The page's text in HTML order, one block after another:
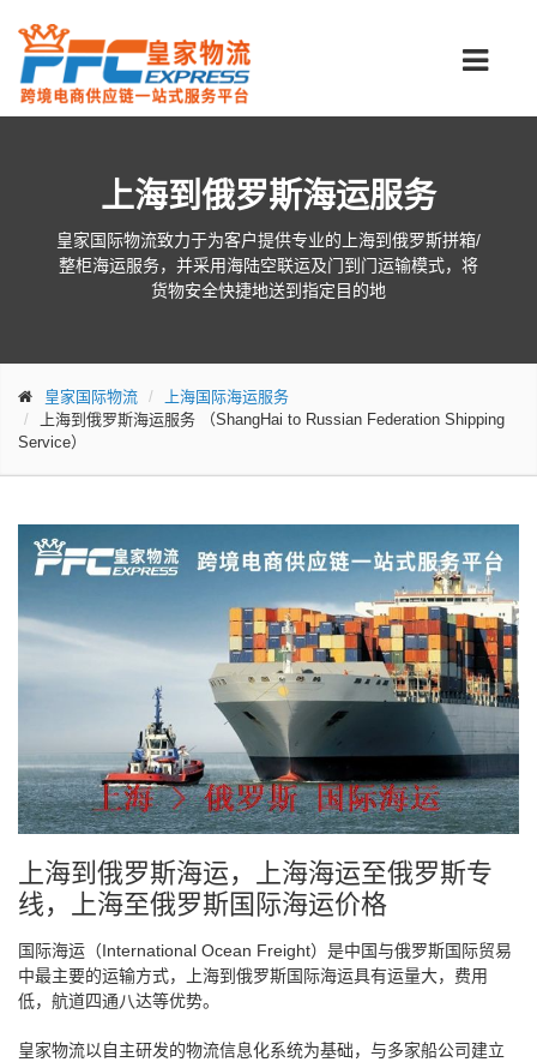
上海到俄罗斯海运服务
皇家国际物流致力于为客户提供专业的上海到俄罗斯拼箱/
整柜海运服务，并采用海陆空联运及门到门运输模式，将
货物安全快捷地送到指定目的地
皇家国际物流
上海国际海运服务
上海到俄罗斯海运服务 （ShangHai to Russian Federation Shipping
Service）
上海到俄罗斯海运，上海海运至俄罗斯专
线，上海至俄罗斯国际海运价格
国际海运（International Ocean Freight）是中国与俄罗斯国际贸易
中最主要的运输方式，上海到俄罗斯国际海运具有运量大，费用
低，航道四通八达等优势。
皇家物流以自主研发的物流信息化系统为基础，与多家船公司建立